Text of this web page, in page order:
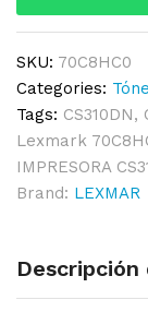
SKU: 70C8HC0
Categories:
Tags: CS310DN,
Lexmark
IMPRESORA
Brand: LEXMAR